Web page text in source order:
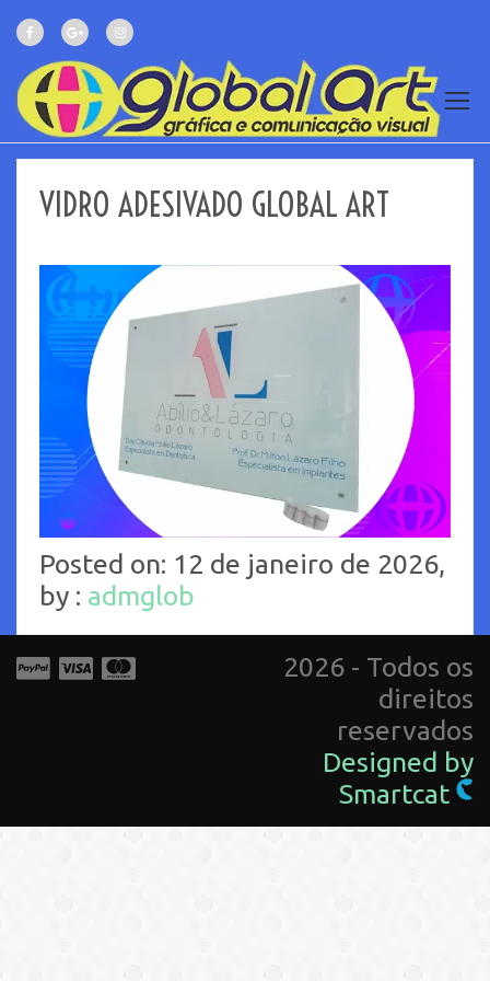
VIDRO ADESIVADO GLOBAL ART
Posted on: 12 de janeiro de 2026,
by : admglob
2026 - Todos os
direitos
reservados
Designed by
Smartcat